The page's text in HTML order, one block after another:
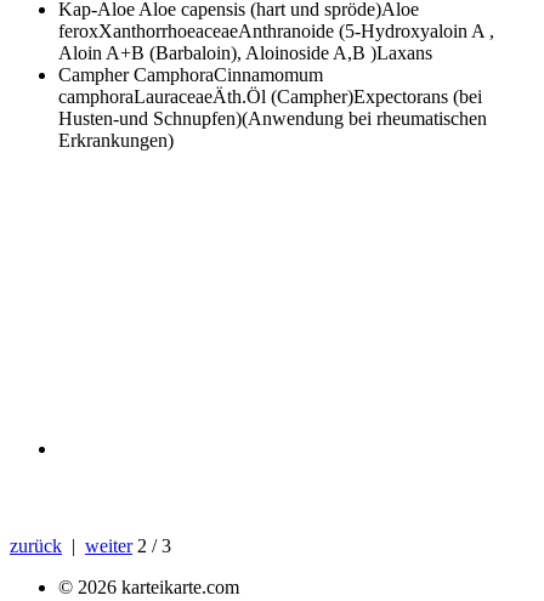
Kap-Aloe Aloe capensis (hart und spröde)Aloe
feroxXanthorrhoeaceaeAnthranoide (5-Hydroxyaloin A ,
Aloin A+B (Barbaloin), Aloinoside A,B )Laxans
CampherCamphoraCinnamomum
camphoraLauraceaeÄth.Öl (Campher)Expectorans (bei
Husten-und Schnupfen)(Anwendung bei rheumatischen
Erkrankungen)
zurück | weiter 2 / 3
© 2026 karteikarte.com